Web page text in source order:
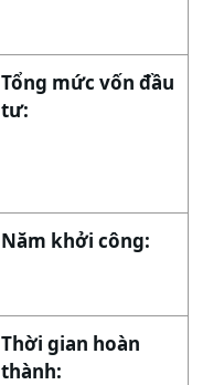
Tổng mức vốn đầu
tư:
Năm khởi công:
Thời gian hoàn
thành: